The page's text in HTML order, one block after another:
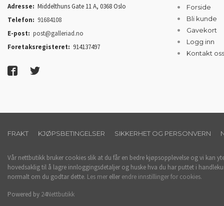
Adresse: Middelthuns Gate 11 A, 0368 Oslo
Telefon: 91684108
E-post: post@galleriad.no
Foretaksregisteret: 914137497
Forside
Bli kunde
Gavekort
Logg inn
Kontakt oss
FRAKT KJØPSBETINGELSER SIKKERHET OG PERSONVERN
Vår nettbutikk bruker cookies slik at du får en bedre kjøpsopplevelse og vi kan
hovedsaklig til å lagre innloggingsdetaljer og huske hva du har puttet i
normalt om du godtar dette. Les mer eller endre innstillinger for cookies.
Powered by 24Nettbutikk